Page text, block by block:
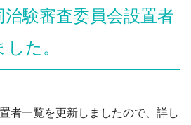
会
治験審査委員会設置者
た。
者一覧を更新しましたので、詳し